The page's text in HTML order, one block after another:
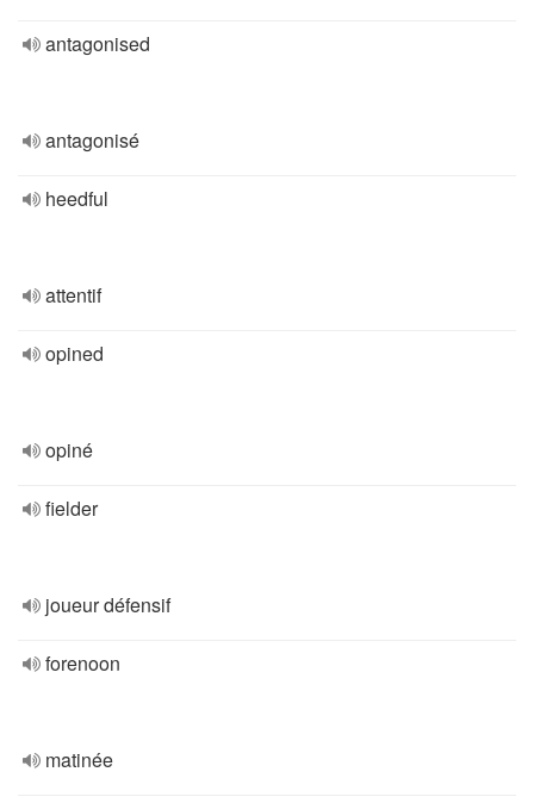
antagonised
antagonisé
heedful
attentif
opined
opiné
fielder
joueur défensif
forenoon
matinée